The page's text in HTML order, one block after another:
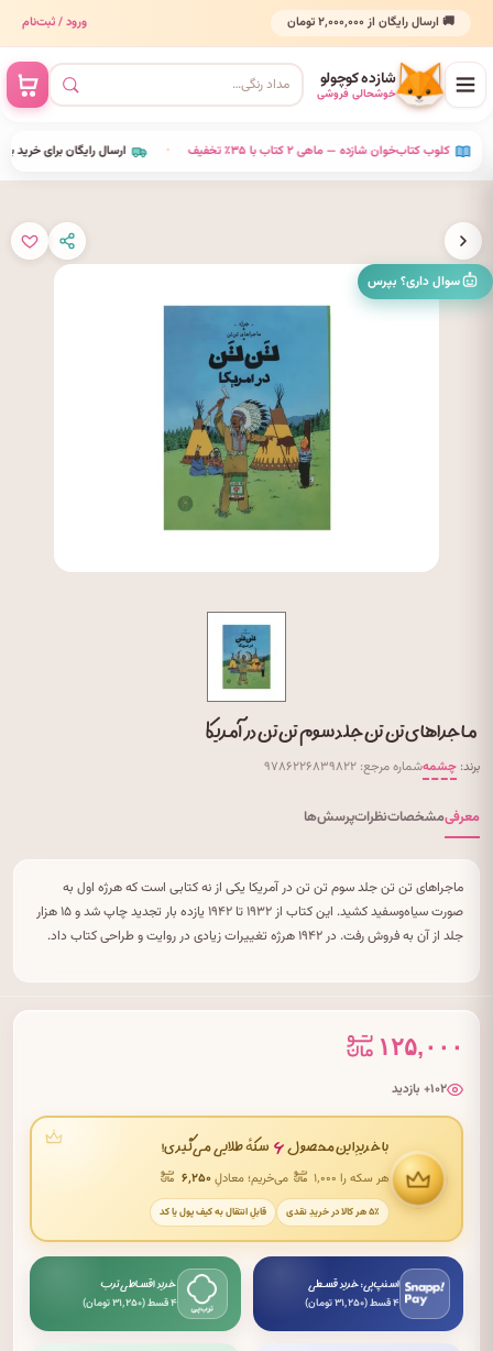
🚚 ارسال رایگان از ۲٬۰۰۰٬۰۰۰ تومان ورود / ثبت‌نام
شازده کوچولو
خوشحالی فروشی
ارسال رایگان برای خرید بالای • کلوب کتاب‌خوان شازده — ماهی ۲ کتاب با ۳۵٪ تخفیف •
سوال داری؟ بپرس
ماجراهای تن تن جلد سوم تن تن در آمریکا
برند: چشمهشماره مرجع: ۹۷۸۶۲۲۶۸۳۹۸۲۲
معرفیمشخصاتنظراتپرسش‌ها
ماجراهای تن تن جلد سوم تن تن در آمریکا یکی از نه کتابی است که هرژه اول به
صورت سیاه‌وسفید کشید. این کتاب از ۱۹۳۲ تا ۱۹۴۲ یازده بار تجدید چاپ شد و ۱۵ هزار
جلد از آن به فروش رفت. در ۱۹۴۲ هرژه تغییرات زیادی در روایت و طراحی کتاب داد.
۱۲۵,۰۰۰
۱۰۲+ بازدید
با خریدِ این محصول ۶ سکهٔ طلایی می‌گیری!
هر سکه را ۱٬۰۰۰ می‌خریم؛ معادلِ۶٬۲۵۰
۵٪ هر کالا در خریدِ نقدی قابلِ انتقال به کیف پول یا کد
اسنپ‌پی: خرید قسطی
۴ قسط (۳۱٬۲۵۰ تومان)
خرید اقساطی ترب
۴ قسط (۳۱٬۲۵۰ تومان)